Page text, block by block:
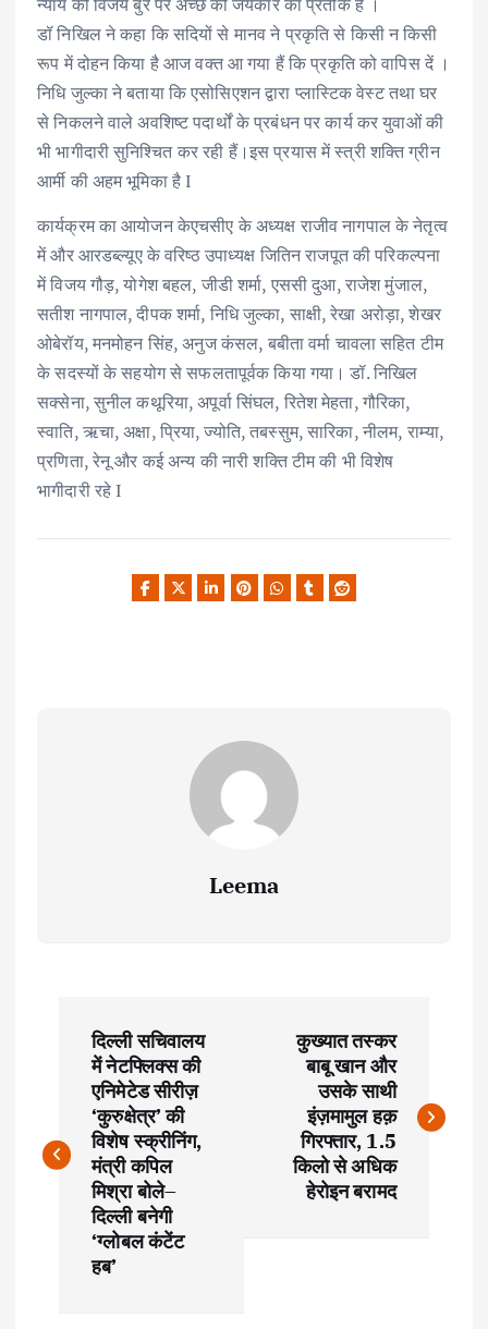
डॉ निखिल ने कहा कि सदियों से मानव ने प्रकृति से किसी न किसी
रूप में दोहन किया है आज वक्त आ गया हैं कि प्रकृति को वापिस दें ।
निधि जुल्का ने बताया कि एसोसिएशन द्वारा प्लास्टिक वेस्ट तथा घर
से निकलने वाले अवशिष्ट पदार्थों के प्रबंधन पर कार्य कर युवाओं की
भी भागीदारी सुनिश्चित कर रही हैं।इस प्रयास में स्त्री शक्ति ग्रीन
आर्मी की अहम भूमिका है I
कार्यक्रम का आयोजन केएचसीए के अध्यक्ष राजीव नागपाल के नेतृत्व
में और आरडब्ल्यूए के वरिष्ठ उपाध्यक्ष जितिन राजपूत की परिकल्पना
में विजय गौड़, योगेश बहल, जीडी शर्मा, एससी दुआ, राजेश मुंजाल,
सतीश नागपाल, दीपक शर्मा, निधि जुल्का, साक्षी, रेखा अरोड़ा, शेखर
ओबेरॉय, मनमोहन सिंह, अनुज कंसल, बबीता वर्मा चावला सहित टीम
के सदस्यों के सहयोग से सफलतापूर्वक किया गया। डॉ. निखिल
सक्सेना, सुनील कथूरिया, अपूर्वा सिंघल, रितेश मेहता, गौरिका,
स्वाति, ऋचा, अक्षा, प्रिया, ज्योति, तबस्सुम, सारिका, नीलम, राम्या,
प्रणिता, रेनू और कई अन्य की नारी शक्ति टीम की भी विशेष
भागीदारी रहे I
Leema
s
t
दिल्ली सचिवालय
में नेटफ्लिक्स की
एनिमेटेड सीरीज़
‘कुरुक्षेत्र’ की
विशेष स्क्रीनिंग,
मंत्री कपिल
मिश्रा बोले–
दिल्ली बनेगी
‘ग्लोबल कंटेंट
हब’
कुख्यात तस्कर
बाबू खान और
उसके साथी
इंज़मामुल हक़
गिरफ्तार, 1.5
किलो से अधिक
हेरोइन बरामद